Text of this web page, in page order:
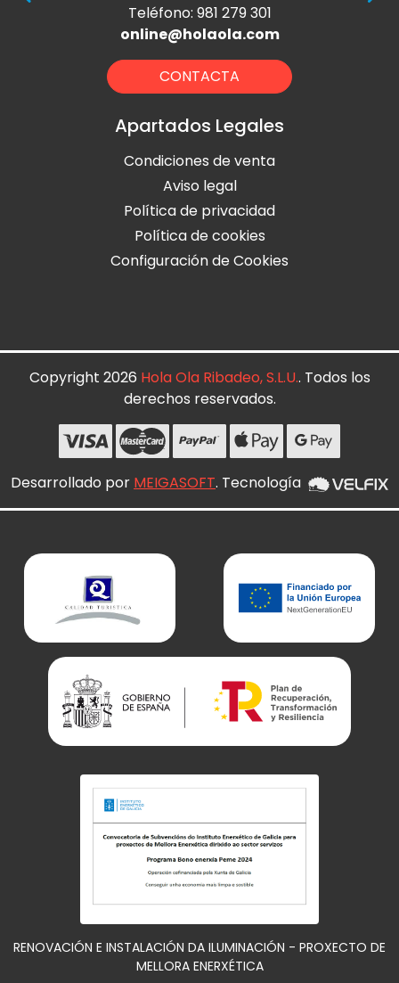
Teléfono: 981 279 301
online@holaola.com
CONTACTA
Apartados Legales
Condiciones de venta
Aviso legal
Política de privacidad
Política de cookies
Configuración de Cookies
Copyright 2026 Hola Ola Ribadeo, S.L.U.. Todos los
derechos reservados.
Desarrollado por MEIGASOFT. Tecnología
RENOVACIÓN E INSTALACIÓN DA ILUMINACIÓN - PROXECTO DE
MELLORA ENERXÉTICA